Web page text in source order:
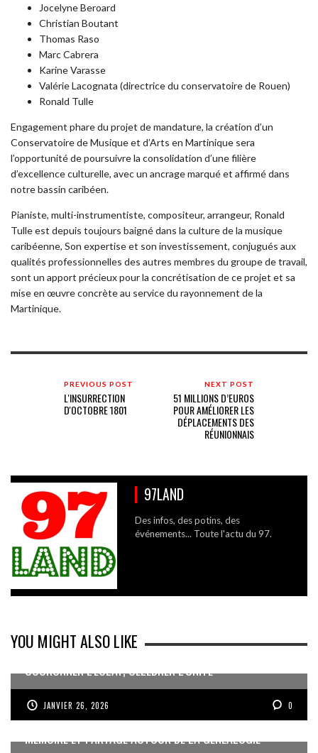
Jocelyne Beroard
Christian Boutant
Thomas Raso
Marc Cabrera
Karine Varasse
Valérie Lacognata (directrice du conservatoire de Rouen)
Ronald Tulle
Engagement phare du projet de mandature, la création d’un
Conservatoire de Musique et d’Arts en Martinique sera
l’opportunité de poursuivre la consolidation d’une filière
d’excellence culturelle, avec un ancrage marqué et affirmé dans
notre bassin caribéen.
Pianiste, multi-instrumentiste, compositeur, arrangeur, Ronald
Tulle est depuis toujours baigné dans la culture de la musique
caribéenne, Son expertise et son investissement, conjugués aux
qualités professionnelles des autres membres du groupe de travail,
sont un apport précieux pour la concrétisation de ce projet et sa
mise en œuvre concrète au service du rayonnement de la
Martinique.
PREVIOUS POST
L'INSURRECTION
D'OCTOBRE 1801
NEXT POST
51 MILLIONS D’EUROS
POUR AMÉLIORER LES
DÉPLACEMENTS DES
RÉUNIONNAIS
97LAND
Des infos, des potins, des
événements... Toute l'actu du 97.
YOU MIGHT ALSO LIKE
COURONNER L’ÉCLAT, CÉLÉBRER L’UNITÉ
JANVIER 26, 2026 0
MÉMOIRE ET PARTAGE AUTOUR DE LA GÉNÉALOGIE